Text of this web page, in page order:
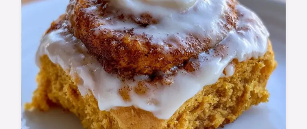
mélange maison en 10 min.